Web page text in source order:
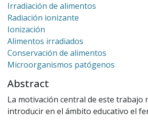
Irradiación de alimentos
Radiación ionizante
Ionización
Alimentos irradiados
Conservación de alimentos
Microorganismos patógenos
Abstract
La motivación central de este trabajo
introducir en el ámbito educativo el